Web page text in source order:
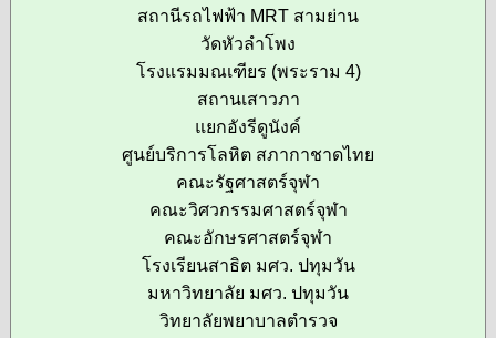
สถานีรถไฟฟ้า MRT สามย่าน
วัดหัวลำโพง
โรงแรมมณเฑียร (พระราม 4)
สถานเสาวภา
แยกอังรีดูนังค์
ศูนย์บริการโลหิต สภากาชาดไทย
คณะรัฐศาสตร์จุฬา
คณะวิศวกรรมศาสตร์จุฬา
คณะอักษรศาสตร์จุฬา
โรงเรียนสาธิต มศว. ปทุมวัน
มหาวิทยาลัย มศว. ปทุมวัน
วิทยาลัยพยาบาลตำรวจ